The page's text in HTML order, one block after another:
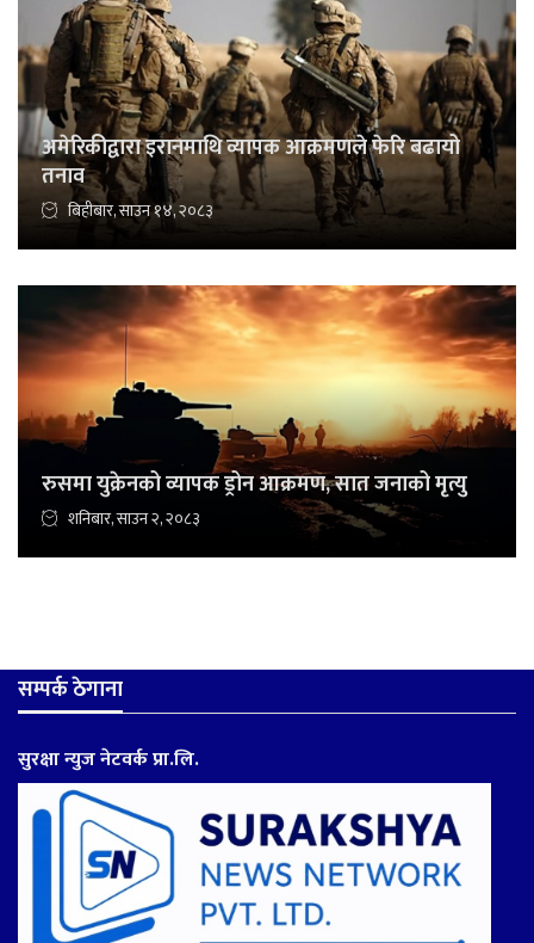
अमेरिकीद्वारा इरानमाथि व्यापक आक्रमणले फेरि बढायो
तनाव
बिहीबार, साउन १४, २०८३
रुसमा युक्रेनको व्यापक ड्रोन आक्रमण, सात जनाको मृत्यु
शनिबार, साउन २, २०८३
सम्पर्क ठेगाना
सुरक्षा न्युज नेटवर्क प्रा.लि.